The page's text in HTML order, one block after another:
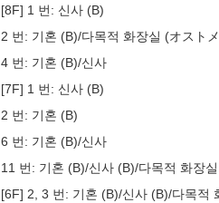
[8F] 1 번: 신사 (B)
2 번: 기혼 (B)/다목적 화장실 (オスト
4 번: 기혼 (B)/신사
[7F] 1 번: 신사 (B)
2 번: 기혼 (B)
6 번: 기혼 (B)/신사
11 번: 기혼 (B)/신사 (B)/다목적 화장
[6F] 2, 3 번: 기혼 (B)/신사 (B)/다목적